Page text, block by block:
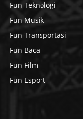
Fun Teknologi
Fun Musik
Fun Transportasi
Fun Baca
Fun Film
Fun Esport